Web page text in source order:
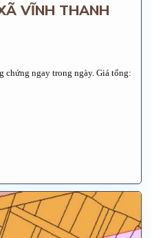
VĨNH THANH
chứng ngay trong ngày. Giá tổng: